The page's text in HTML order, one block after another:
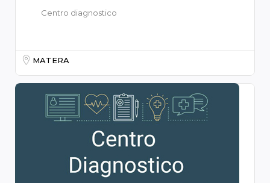
Centro diagnostico
MATERA